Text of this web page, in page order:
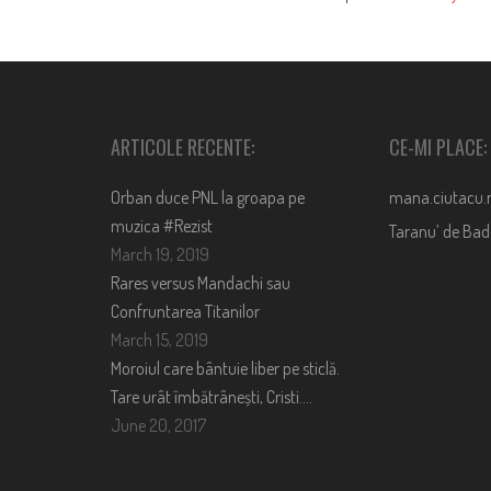
ARTICOLE RECENTE:
Orban duce PNL la groapa pe
muzica #Rezist
March 19, 2019
Rares versus Mandachi sau
Confruntarea Titanilor
March 15, 2019
Moroiul care bântuie liber pe sticlă.
Tare urât îmbătrânești, Cristi….
June 20, 2017
CE-MI PLACE:
Taranu’ de